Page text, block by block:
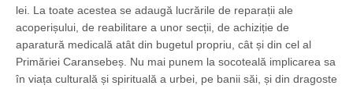
lei. La toate acestea se adaugă lucrările de reparații ale
acoperișului, de reabilitare a unor secții, de achiziție de
aparatură medicală atât din bugetul propriu, cât și din cel al
Primăriei Caransebeș. Nu mai punem la socoteală implicarea sa
în viața culturală și spirituală a urbei, pe banii săi, și din dragoste